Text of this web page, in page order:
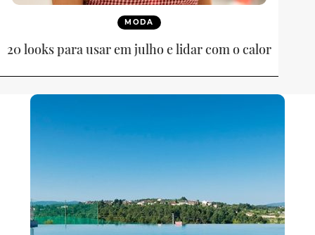
MODA
20 looks para usar em julho e lidar com o calor